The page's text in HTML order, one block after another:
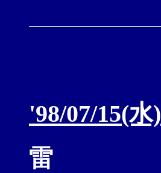
'98/07/15(水)
雷